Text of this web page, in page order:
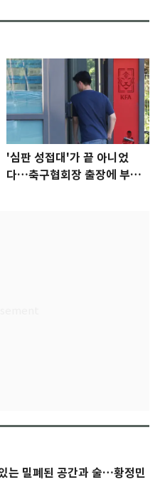
'심판 성접대'가 끝 아니었
다…축구협회장 출장에 부인
는 밀폐된 공간과 술…황정민